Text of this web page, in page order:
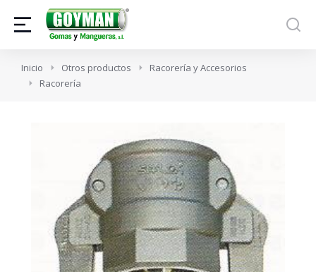
Estás aquí:
Inicio Otros productos
Racorería y Accesorios
Racorería